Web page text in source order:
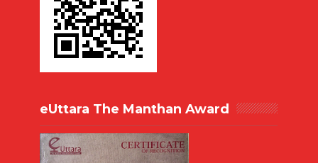
eUttara The Manthan Award